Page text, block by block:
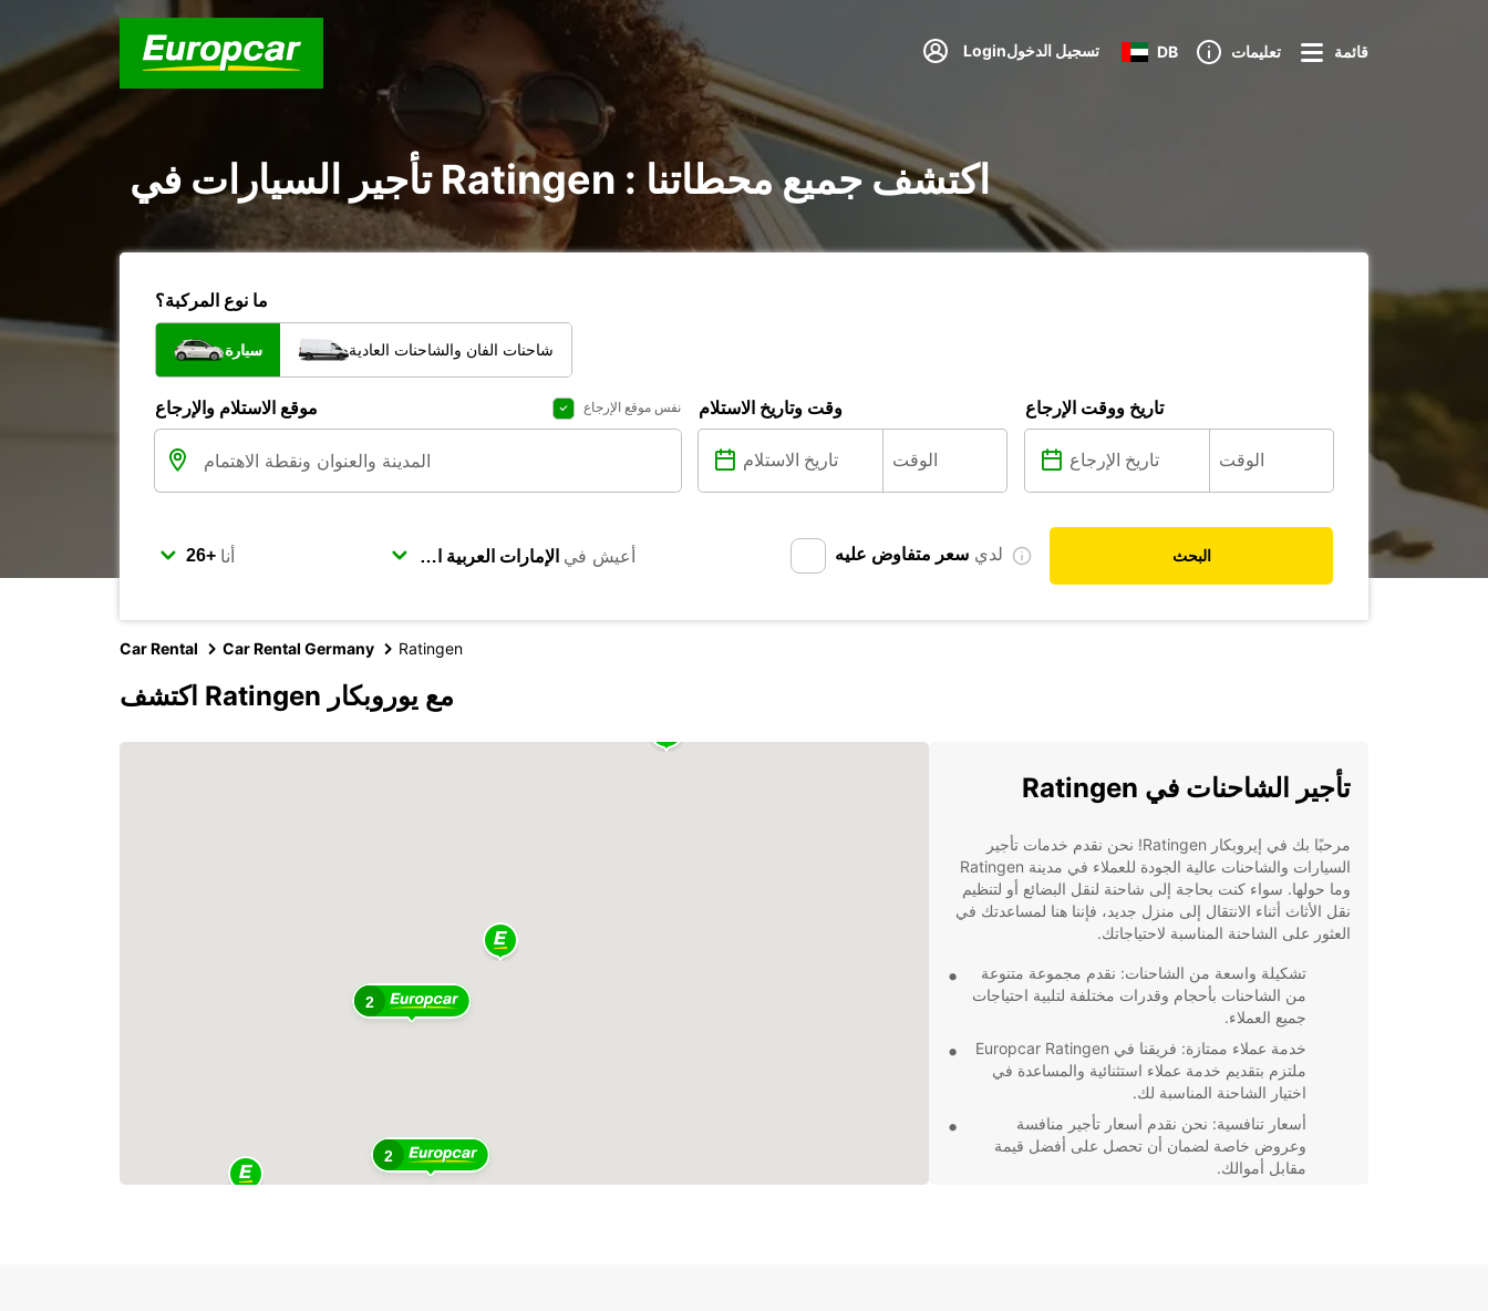
Loginتسجيل الدخول DB تعليمات قائمة
تأجير السيارات في Ratingen : اكتشف جميع محطاتنا
ما نوع المركبة؟
سيارة شاحنات الفان والشاحنات العادية
موقع الاستلام والإرجاع نفس موقع الإرجاع وقت وتاريخ الاستلام تاريخ ووقت الإرجاع
أنا أعيش في لدي سعر متفاوض عليه البحث
Car Rental Car Rental Germany Ratingen
اكتشف Ratingen مع يوروبكار
2
2
تأجير الشاحنات في Ratingen
مرحبًا بك في إيروبكار Ratingen! نحن نقدم خدمات تأجير
السيارات والشاحنات عالية الجودة للعملاء في مدينة Ratingen
وما حولها. سواء كنت بحاجة إلى شاحنة لنقل البضائع أو لتنظيم
نقل الأثاث أثناء الانتقال إلى منزل جديد، فإننا هنا لمساعدتك في
العثور على الشاحنة المناسبة لاحتياجاتك.
تشكيلة واسعة من الشاحنات: نقدم مجموعة متنوعة
من الشاحنات بأحجام وقدرات مختلفة لتلبية احتياجات
جميع العملاء.
خدمة عملاء ممتازة: فريقنا في Europcar Ratingen
ملتزم بتقديم خدمة عملاء استثنائية والمساعدة في
اختيار الشاحنة المناسبة لك.
أسعار تنافسية: نحن نقدم أسعار تأجير منافسة
وعروض خاصة لضمان أن تحصل على أفضل قيمة
مقابل أموالك.